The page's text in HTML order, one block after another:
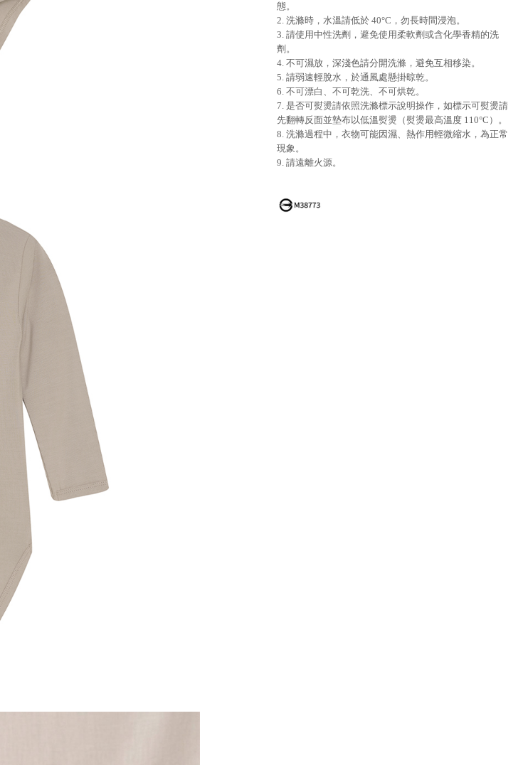
態。
2. 洗滌時，水溫請低於 40°C，勿長時間浸泡。
3. 請使用中性洗劑，避免使用柔軟劑或含化學香精的洗
劑。
4. 不可濕放，深淺色請分開洗滌，避免互相移染。
5. 請弱速輕脫水，於通風處懸掛晾乾。
6. 不可漂白、不可乾洗、不可烘乾。
7. 是否可熨燙請依照洗滌標示說明操作，如標示可熨燙請
先翻轉反面並墊布以低溫熨燙（熨燙最高溫度 110°C）。
8. 洗滌過程中，衣物可能因濕、熱作用輕微縮水，為正常
現象。
9. 請遠離火源。